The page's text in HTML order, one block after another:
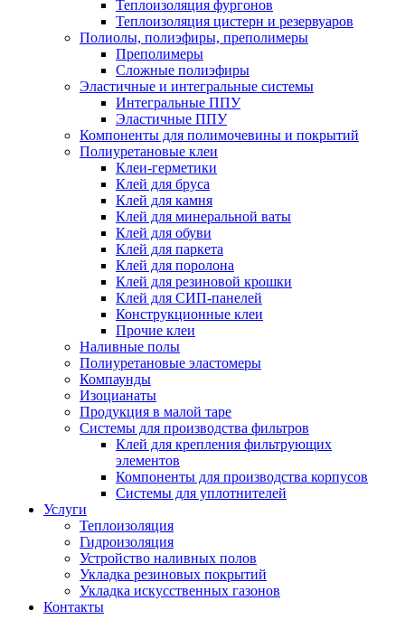
Теплоизоляция фургонов
Теплоизоляция цистерн и резервуаров
Полиолы, полиэфиры, преполимеры
Преполимеры
Сложные полиэфиры
Эластичные и интегральные системы
Интегральные ППУ
Эластичные ППУ
Компоненты для полимочевины и покрытий
Полиуретановые клеи
Клеи-герметики
Клей для бруса
Клей для камня
Клей для минеральной ваты
Клей для обуви
Клей для паркета
Клей для поролона
Клей для резиновой крошки
Клей для СИП-панелей
Конструкционные клеи
Прочие клеи
Наливные полы
Полиуретановые эластомеры
Компаунды
Изоцианаты
Продукция в малой таре
Системы для производства фильтров
Клей для крепления фильтрующих
элементов
Компоненты для производства корпусов
Системы для уплотнителей
Услуги
Теплоизоляция
Гидроизоляция
Устройство наливных полов
Укладка резиновых покрытий
Укладка искусственных газонов
Контакты